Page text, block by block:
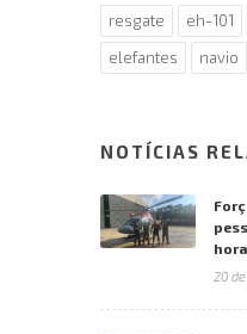
resgate eh-101
elefantes
navio
NOTÍCIAS
20